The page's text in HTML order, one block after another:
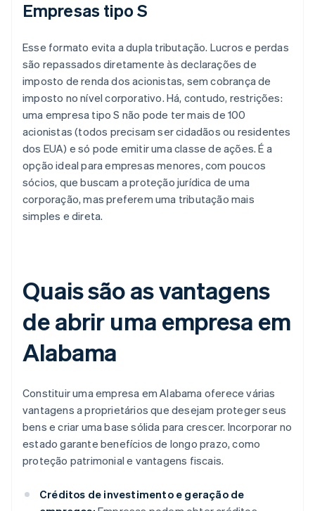
Empresas tipo S
Esse formato evita a dupla tributação. Lucros e perdas
são repassados diretamente às declarações de
imposto de renda dos acionistas, sem cobrança de
imposto no nível corporativo. Há, contudo, restrições:
uma empresa tipo S não pode ter mais de 100
acionistas (todos precisam ser cidadãos ou residentes
dos EUA) e só pode emitir uma classe de ações. É a
opção ideal para empresas menores, com poucos
sócios, que buscam a proteção jurídica de uma
corporação, mas preferem uma tributação mais
simples e direta.
Quais são as vantagens
de abrir uma empresa em
Alabama
Constituir uma empresa em Alabama oferece várias
vantagens a proprietários que desejam proteger seus
bens e criar uma base sólida para crescer. Incorporar no
estado garante benefícios de longo prazo, como
proteção patrimonial e vantagens fiscais.
Créditos de investimento e geração de